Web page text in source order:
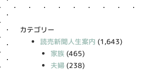
カテゴリー
読売新聞人生案内 (1,643)
家族(465)
夫婦(238)